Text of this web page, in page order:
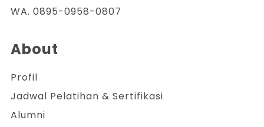
WA. 0895-0958-0807
About
Profil
Jadwal Pelatihan & Sertifikasi
Alumni